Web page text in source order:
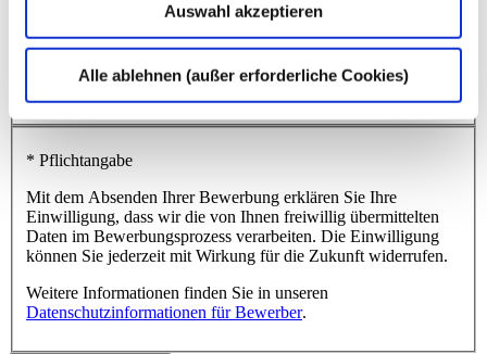
Auswahl akzeptieren
Alle ablehnen (außer erforderliche Cookies)
Angeworben durch das Programm
„Mitarbeiter werben Mitarbeiter“
Name des dhpg-Mitarbeiters*
dhpg-Standort*
* Pflichtangabe
Mit dem Absenden Ihrer Bewerbung erklären Sie Ihre
Einwilligung, dass wir die von Ihnen freiwillig übermittelten
Daten im Bewerbungsprozess verarbeiten. Die Einwilligung
können Sie jederzeit mit Wirkung für die Zukunft widerrufen.
Weitere Informationen finden Sie in unseren
Datenschutzinformationen für Bewerber.